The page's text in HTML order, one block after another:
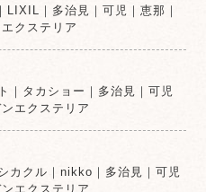
LIXIL｜多治見｜可児｜恵那｜
クステリア
｜タカショー｜多治見｜可児
エクステリア
カクル｜nikko｜多治見｜可児
エクステリア